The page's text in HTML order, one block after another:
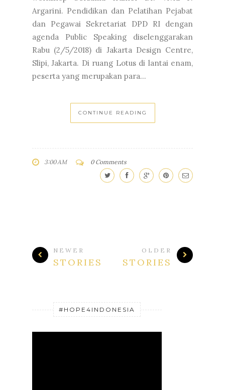
Argarini. Pendidikan dan Pelatihan Pejabat
dan Pegawai Sekretariat DPD RI dengan
agenda Public Speaking diselenggarakan
Rabu (2/5/2018) di Jakarta Design Centre,
Slipi, Jakarta. Di ruang Lotus di lantai enam,
peserta yang merupakan para...
CONTINUE READING
3:00 AM 0 Comments
NEWER
STORIES
OLDER
STORIES
#HOPE4INDONESIA